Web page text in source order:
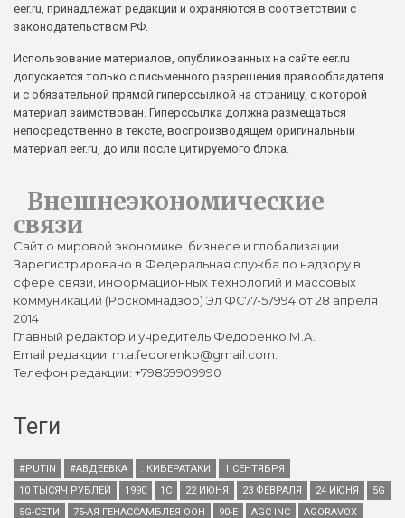
eer.ru, принадлежат редакции и охраняются в соответствии с
законодательством РФ.
Использование материалов, опубликованных на сайте eer.ru
допускается только с письменного разрешения правообладателя
и с обязательной прямой гиперссылкой на страницу, с которой
материал заимствован. Гиперссылка должна размещаться
непосредственно в тексте, воспроизводящем оригинальный
материал eer.ru, до или после цитируемого блока.
Внешнеэкономические
связи
Сайт о мировой экономике, бизнесе и глобализации
Зарегистрировано в Федеральная служба по надзору в
сфере связи, информационных технологий и массовых
коммуникаций (Роскомнадзор) Эл ФС77-57994 от 28 апреля
2014
Главный редактор и учредитель Федоренко М.А.
Email редакции: m.a.fedorenko@gmail.com.
Телефон редакции: +79859909990
Теги
#PUTIN #АВДЕЕВКА . КИБЕРАТАКИ
1 СЕНТЯБРЯ
10 ТЫСЯЧ РУБЛЕЙ
1990 1С 22 ИЮНЯ 23 ФЕВРАЛЯ 24 ИЮНЯ
5G
5G-СЕТИ
75-АЯ ГЕНАССАМБЛЕЯ ООН 90-Е AGC INC
AGORAVOX